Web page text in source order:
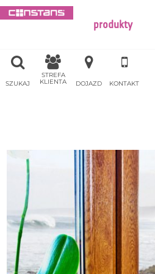
produkty
KONTAKT
DOJAZD
STREFA
KLIENTA
SZUKAJ